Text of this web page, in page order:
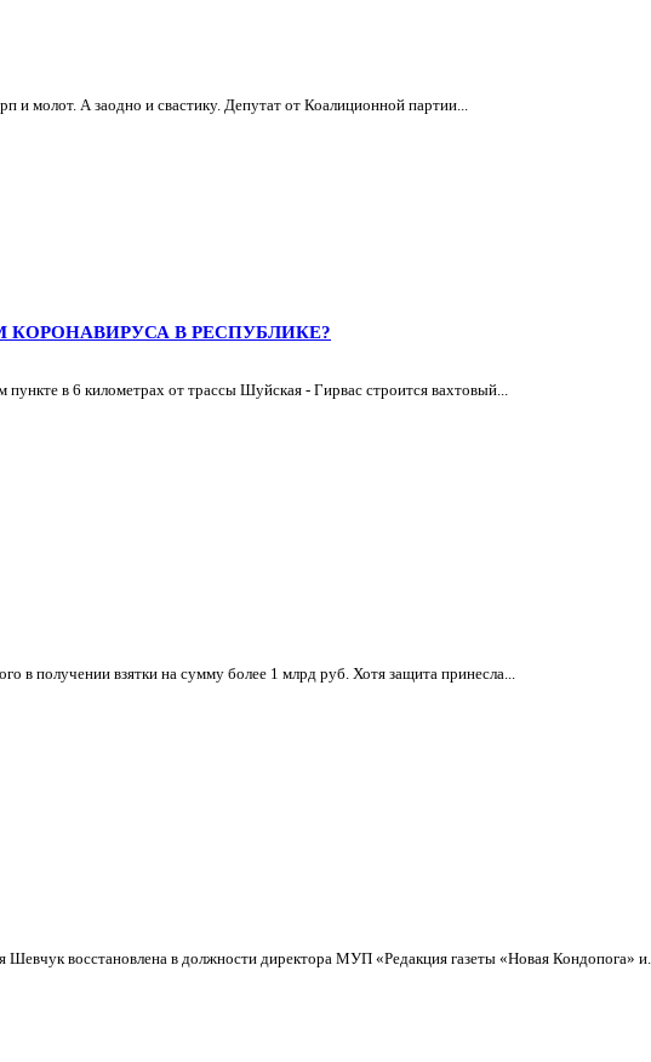
и молот. А заодно и свастику. Депутат от Коалиционной партии...
В РЕСПУБЛИКЕ?
в 6 километрах от трассы Шуйская - Гирвас строится вахтовый...
в получении взятки на сумму более 1 млрд руб. Хотя защита принесла...
восстановлена в должности директора МУП «Редакция газеты «Новая Кондопога» и...